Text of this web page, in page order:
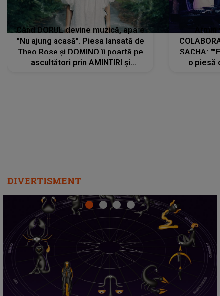
Când DORUL devine muzică, apare
"Nu ajung acasă". Piesa lansată de
Theo Rose și DOMINO îi poartă pe
ascultători prin AMINTIRI și
SACHA:
o piesă
DIVERTISMENT